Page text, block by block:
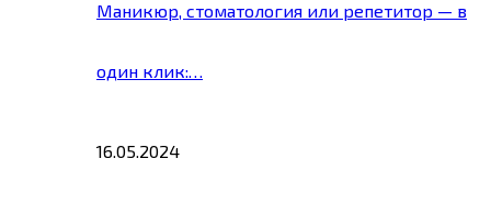
Маникюр, стоматология или репетитор — в
один клик:…
16.05.2024